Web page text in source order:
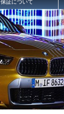
保証について